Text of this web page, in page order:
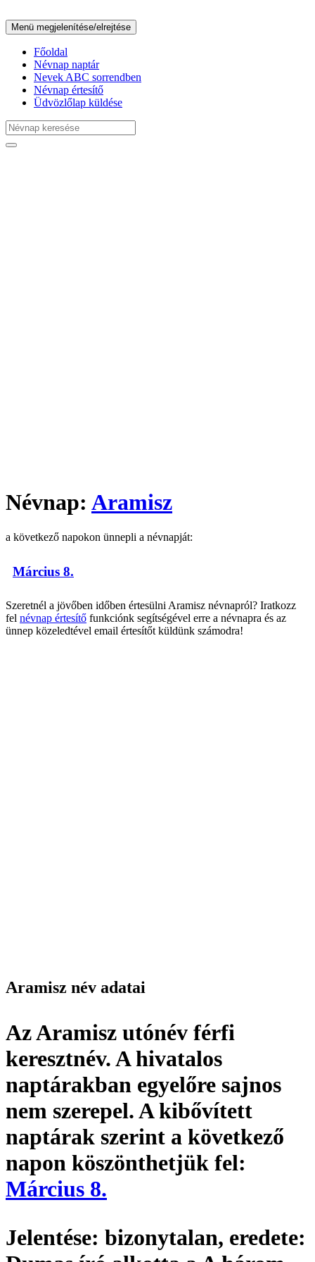
Menü megjelenítése/elrejtése
Főoldal
Névnap naptár
Nevek ABC sorrendben
Névnap értesítő
Üdvözlőlap küldése
Névnap: Aramisz
a következő napokon ünnepli a névnapját:
Március 8.
Szeretnél a jövőben időben értesülni Aramisz névnapról? Iratkozz
fel névnap értesítő funkciónk segítségével erre a névnapra és az
ünnep közeledtével email értesítőt küldünk számodra!
Aramisz név adatai
Az Aramisz utónév férfi
keresztnév. A hivatalos
naptárakban egyelőre sajnos
nem szerepel. A kibővített
naptárak szerint a következő
napon köszönthetjük fel:
Március 8.
Jelentése: bizonytalan, eredete: